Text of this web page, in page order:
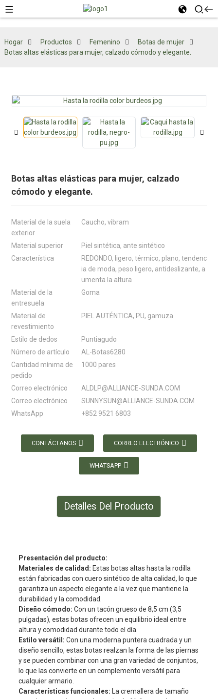
Hogar Productos Femenino
Botas de mujer
Botas altas elásticas para mujer, calzado cómodo y elegante.
Botas altas elásticas para mujer, calzado
cómodo y elegante.
Material de la suela
exterior
Caucho, vibram
Material superior
Piel sintética, ante sintético
Característica
REDONDO, ligero, térmico, plano, tendenc
ia de moda, peso ligero, antideslizante, a
umenta la altura
Material de la
entresuela
Goma
Material de
revestimiento
PIEL AUTÉNTICA, PU, ​​gamuza
Estilo de dedos
Puntiagudo
Número de artículo
AL-Botas6280
Cantidad mínima de
pedido
1000 pares
Correo electrónico
ALDLP@ALLIANCE-SUNDA.COM
Correo electrónico
SUNNYSUN@ALLIANCE-SUNDA.COM
WhatsApp
+852 9521 6803
CONTÁCTANOS CORREO ELECTRÓNICO
WHATSAPP
Detalles Del Producto
Presentación del producto:
Materiales de calidad: Estas botas altas hasta la rodilla
están fabricadas con cuero sintético de alta calidad, lo que
garantiza un aspecto elegante a la vez que mantiene la
durabilidad y la comodidad.
Diseño cómodo: Con un tacón grueso de 8,5 cm (3,5
pulgadas), estas botas ofrecen un equilibrio ideal entre
altura y comodidad durante todo el día.
Estilo versátil: Con una moderna puntera cuadrada y un
diseño sencillo, estas botas realzan la forma de las piernas
y se pueden combinar con una gran variedad de conjuntos,
lo que las convierte en un complemento versátil para
cualquier armario.
Características funcionales: La cremallera de tamaño